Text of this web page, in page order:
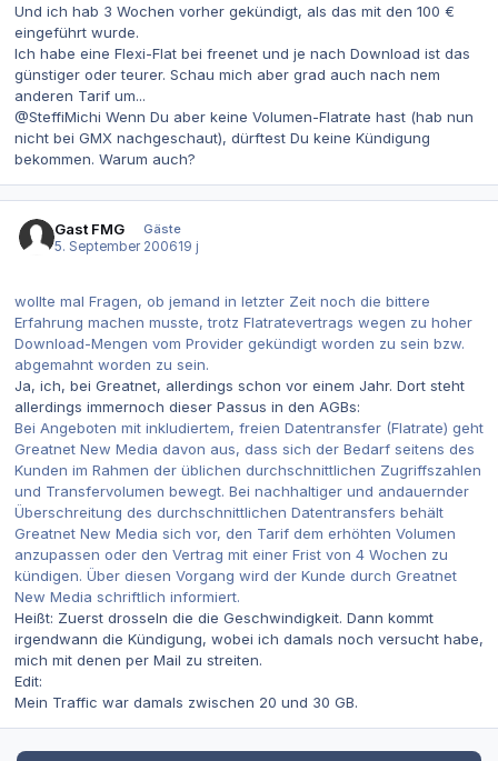
Und ich hab 3 Wochen vorher gekündigt, als das mit den 100 €
eingeführt wurde.
Ich habe eine Flexi-Flat bei freenet und je nach Download ist das
günstiger oder teurer. Schau mich aber grad auch nach nem
anderen Tarif um...
@SteffiMichi Wenn Du aber keine Volumen-Flatrate hast (hab nun
nicht bei GMX nachgeschaut), dürftest Du keine Kündigung
bekommen. Warum auch?
Gast FMG
Gäste
5. September 200619 j
wollte mal Fragen, ob jemand in letzter Zeit noch die bittere
Erfahrung machen musste, trotz Flatratevertrags wegen zu hoher
Download-Mengen vom Provider gekündigt worden zu sein bzw.
abgemahnt worden zu sein.
Ja, ich, bei Greatnet, allerdings schon vor einem Jahr. Dort steht
allerdings immernoch dieser Passus in den AGBs:
Bei Angeboten mit inkludiertem, freien Datentransfer (Flatrate) geht
Greatnet New Media davon aus, dass sich der Bedarf seitens des
Kunden im Rahmen der üblichen durchschnittlichen Zugriffszahlen
und Transfervolumen bewegt. Bei nachhaltiger und andauernder
Überschreitung des durchschnittlichen Datentransfers behält
Greatnet New Media sich vor, den Tarif dem erhöhten Volumen
anzupassen oder den Vertrag mit einer Frist von 4 Wochen zu
kündigen. Über diesen Vorgang wird der Kunde durch Greatnet
New Media schriftlich informiert.
Heißt: Zuerst drosseln die die Geschwindigkeit. Dann kommt
irgendwann die Kündigung, wobei ich damals noch versucht habe,
mich mit denen per Mail zu streiten.
Edit:
Mein Traffic war damals zwischen 20 und 30 GB.